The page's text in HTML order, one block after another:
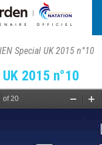
Special UK 2015 n°10
2015 n°10